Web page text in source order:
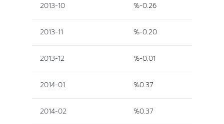
2013-10 %-0.26
2013-11 %-0.20
2013-12 %-0.01
2014-01 %0.37
2014-02 %0.37